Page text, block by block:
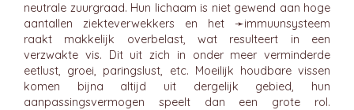
neutrale zuurgraad. Hun lichaam is niet gewend aan hoge
aantallen ziekteverwekkers en het ➛immuunsysteem
raakt makkelijk overbelast, wat resulteert in een
verzwakte vis. Dit uit zich in onder meer verminderde
eetlust, groei, paringslust, etc. Moeilijk houdbare vissen
komen bijna altijd uit dergelijk gebied, hun
aanpassingsvermogen speelt dan een grote rol.